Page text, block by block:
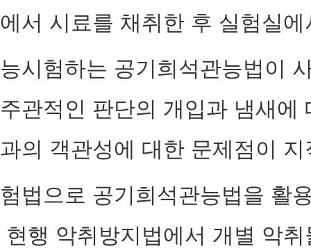
에서 시료를 채취한 후 실험실
능시험하는 공기희석관능법이
주관적인 판단의 개입과 냄새
과의 객관성에 대한 문제점이
험법으로 공기희석관능법을 활
현행 악취방지법에서 개별 악